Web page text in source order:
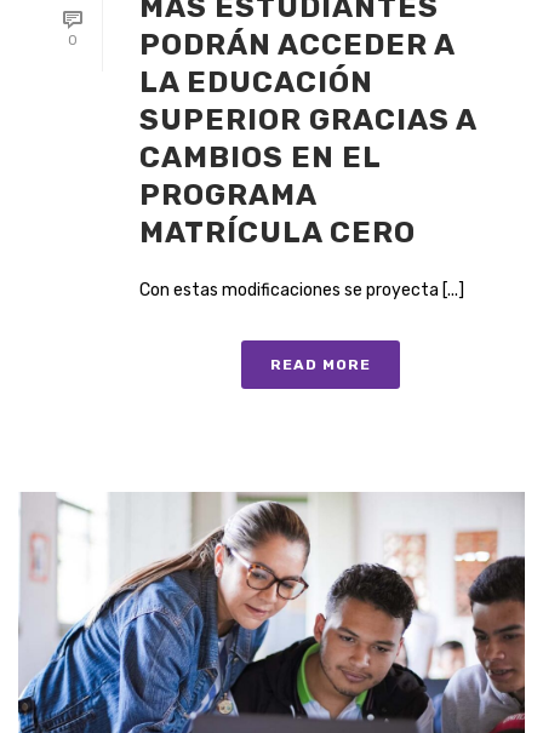
0
PODRÁN ACCEDER A
LA EDUCACIÓN
SUPERIOR GRACIAS A
CAMBIOS EN EL
PROGRAMA
MATRÍCULA CERO
Con estas modificaciones se proyecta [...]
READ MORE